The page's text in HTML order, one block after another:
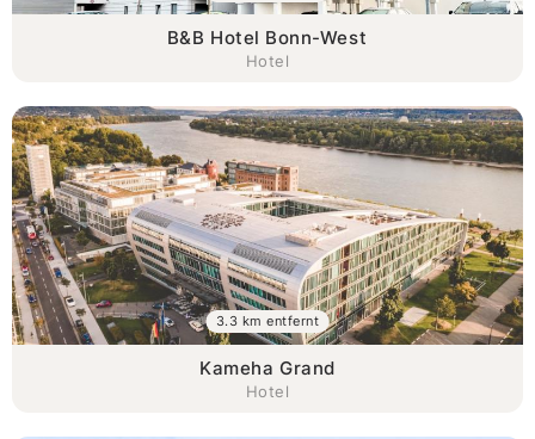
B&B Hotel Bonn-West
Hotel
Kameha Grand
Hotel
3.3 km entfernt